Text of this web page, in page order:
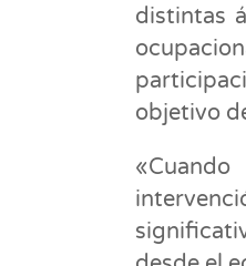
distintas
objetivo